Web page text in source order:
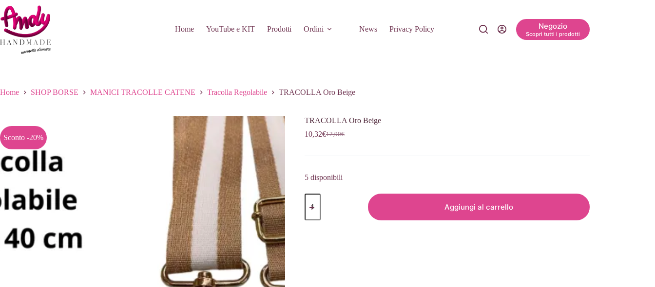
al
contenuto
Home
YouTube e KIT Prodotti Ordini News Privacy Policy Negozio
Scopri tutti i prodotti
Home SHOP BORSE MANICI TRACOLLE CATENE Tracolla Regolabile TRACOLLA Oro Beige
Sconto -20%
TRACOLLA Oro Beige
12,90€
Il
originale
12,90€.
10,32€Il
attuale
10,32€.
5 disponibili
TRACOLLA
Oro
quantità
Aggiungi al carrello